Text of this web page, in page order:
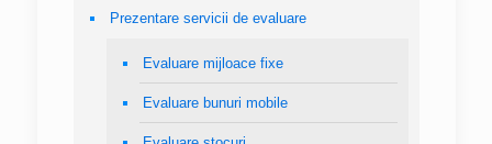
Prezentare servicii de evaluare
Evaluare mijloace fixe
Evaluare bunuri mobile